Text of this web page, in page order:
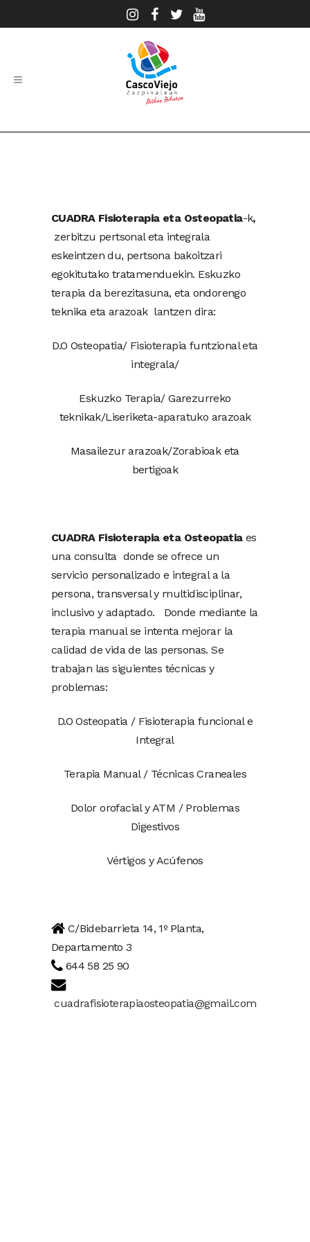
Osteopatia
CUADRA Fisioterapia eta Osteopatia-k,
zerbitzu pertsonal eta integrala
eskeintzen du, pertsona bakoitzari
egokitutako tratamenduekin. Eskuzko
terapia da berezitasuna, eta ondorengo
teknika eta arazoak lantzen dira:
D.O Osteopatia/ Fisioterapia funtzional eta
integrala/
Eskuzko Terapia/ Garezurreko
teknikak/Liseriketa-aparatuko arazoak
Masailezur arazoak/Zorabioak eta
bertigoak
CUADRA Fisioterapia eta Osteopatia es
una consulta donde se ofrece un
servicio personalizado e integral a la
persona, transversal y multidisciplinar,
inclusivo y adaptado. Donde mediante la
terapia manual se intenta mejorar la
calidad de vida de las personas. Se
trabajan las siguientes técnicas y
problemas:
D.O Osteopatia / Fisioterapia funcional e
Integral
Terapia Manual / Técnicas Craneales
Dolor orofacial y ATM / Problemas
Digestivos
Vértigos y Acúfenos
C/Bidebarrieta 14, 1º Planta,
Departamento 3
644 58 25 90
cuadrafisioterapiaosteopatia@gmail.com